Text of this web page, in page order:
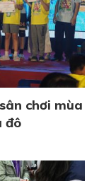
chơi mùa
đô